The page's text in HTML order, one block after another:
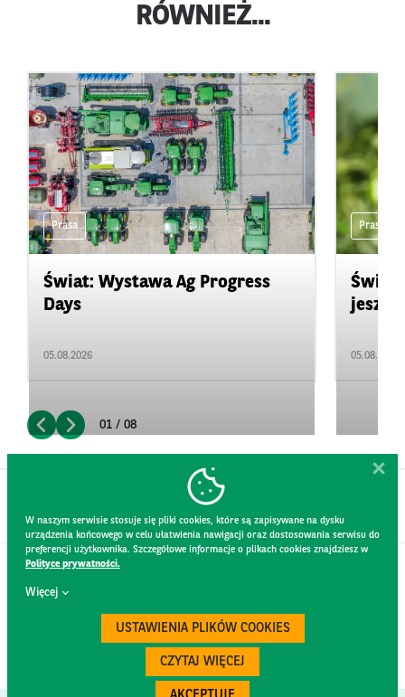
RÓWNIEŻ...
Prasa
Świat: Wystawa Ag Progress
Days
05.08.2026
Prasa
Świat:
05.08.2026
01 / 08
W naszym serwisie stosuje się pliki cookies, które są zapisywane na dysku
urządzenia końcowego w celu ułatwienia nawigacji oraz dostosowania serwisu do
preferencji użytkownika. Szczegółowe informacje o plikach cookies znajdziesz w
Polityce prywatności.
Więcej
USTAWIENIA PLIKÓW COOKIES
CZYTAJ WIĘCEJ
KONTAKT
REGULAMIN STRONY
POLITYKA PRYWATNOŚCI